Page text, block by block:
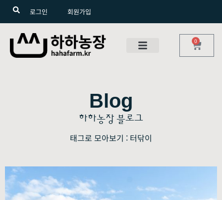
로그인 회원가입
0
Blog
하하농장 블로그
태그로 모아보기 : 터닦이